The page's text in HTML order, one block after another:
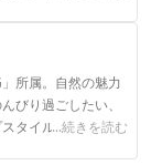
所属。自然の魅力
びり過ごしたい、
タイル。のんびり
...続きを読む